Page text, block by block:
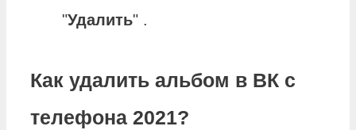
"Удалить" .
Как удалить альбом в ВК с
телефона 2021?